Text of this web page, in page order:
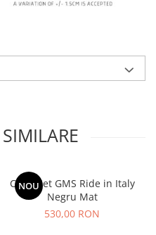
NOU
Casca Jet GMS Ride in Italy
Negru Mat
530,00 RON